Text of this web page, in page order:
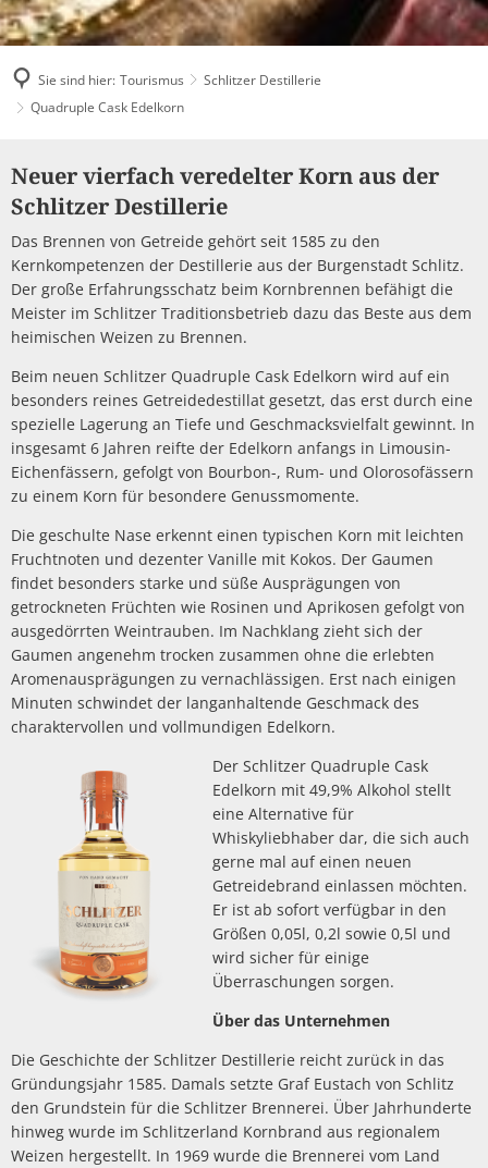
Bürgerhaus
Konzertsaal LMAH
Müllabfuhr
Schlitzer Geschichten
Sie sind hier: Tourismus
Schlitzer Destillerie
Quadruple Cask Edelkorn
Quadruple
Cask
Edelkorn
Neuer vierfach veredelter Korn aus der
Schlitzer Destillerie
Das Brennen von Getreide gehört seit 1585 zu den
Kernkompetenzen der Destillerie aus der Burgenstadt Schlitz.
Der große Erfahrungsschatz beim Kornbrennen befähigt die
Meister im Schlitzer Traditionsbetrieb dazu das Beste aus dem
heimischen Weizen zu Brennen.
Beim neuen Schlitzer Quadruple Cask Edelkorn wird auf ein
besonders reines Getreidedestillat gesetzt, das erst durch eine
spezielle Lagerung an Tiefe und Geschmacksvielfalt gewinnt. In
insgesamt 6 Jahren reifte der Edelkorn anfangs in Limousin-
Eichenfässern, gefolgt von Bourbon-, Rum- und Olorosofässern
zu einem Korn für besondere Genussmomente.
Die geschulte Nase erkennt einen typischen Korn mit leichten
Fruchtnoten und dezenter Vanille mit Kokos. Der Gaumen
findet besonders starke und süße Ausprägungen von
getrockneten Früchten wie Rosinen und Aprikosen gefolgt von
ausgedörrten Weintrauben. Im Nachklang zieht sich der
Gaumen angenehm trocken zusammen ohne die erlebten
Aromenausprägungen zu vernachlässigen. Erst nach einigen
Minuten schwindet der langanhaltende Geschmack des
charaktervollen und vollmundigen Edelkorn.
Der Schlitzer Quadruple Cask
Edelkorn mit 49,9% Alkohol stellt
eine Alternative für
Whiskyliebhaber dar, die sich auch
gerne mal auf einen neuen
Getreidebrand einlassen möchten.
Er ist ab sofort verfügbar in den
Größen 0,05l, 0,2l sowie 0,5l und
wird sicher für einige
Überraschungen sorgen.
Über das Unternehmen
Die Geschichte der Schlitzer Destillerie reicht zurück in das
Gründungsjahr 1585. Damals setzte Graf Eustach von Schlitz
den Grundstein für die Schlitzer Brennerei. Über Jahrhunderte
hinweg wurde im Schlitzerland Kornbrand aus regionalem
Weizen hergestellt. In 1969 wurde die Brennerei vom Land